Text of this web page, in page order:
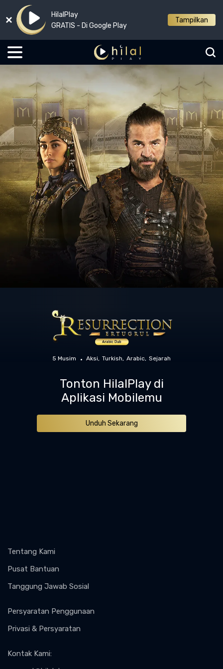
HilalPlay
GRATIS - Di Google Play
Tampilkan
5 Musim Aksi Turkish Arabic Sejarah
Tonton HilalPlay di
Aplikasi Mobilemu
Unduh Sekarang
Tentang Kami
Pusat Bantuan
Tanggung Jawab Sosial
Persyaratan Penggunaan
Privasi & Persyaratan
Kontak Kami: